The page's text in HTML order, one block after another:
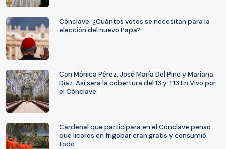
Cónclave: ¿Cuántos votos se necesitan para la
elección del nuevo Papa?
Con Mónica Pérez, José María Del Pino y Mariana
Díaz: Así será la cobertura del 13 y T13 En Vivo por
el Cónclave
Cardenal que participará en el Cónclave pensó
que licores en frigobar eran gratis y consumió
todo